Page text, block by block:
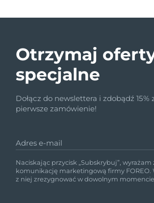
Otrzymaj
specjalne
Dołącz do newslettera i zdobądź 15%
pierwsze zamówienie!
Adres e-mail
Naciskając przycisk „Subskrybuj”, wyrażam
komunikację marketingową firmy FOREO.
z niej zrezygnować w dowolnym